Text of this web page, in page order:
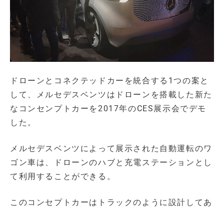
ドローンとコネクテッドカーを統合する1つの案と
して、メルセデスベンツはドローンを搭載した新た
なコンセンプトカーを2017年のCES展示会でデモ
した。
メルセデスベンツによって展示された自動運転のワ
ゴン車は、ドローンのハブと充電ステーションとし
て利用することができる。
このコンセプトカーはトラックのように設計してあ